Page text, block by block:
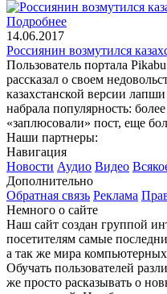
Подробнее
14.06.2017
Россиянин возмутился
Пользователь портала
рассказал о своем
казахстанской версии
набрала популярность:
«заплюсовали» пост, еще
Наши партнеры:
Навигация
Новости Аудио Видео
Дополнительно
Обратная связь Реклама
Немного о сайте
Наш сайт создан группой
посетителям самые
а так же мира
Обучать пользователей
же просто расказывать о